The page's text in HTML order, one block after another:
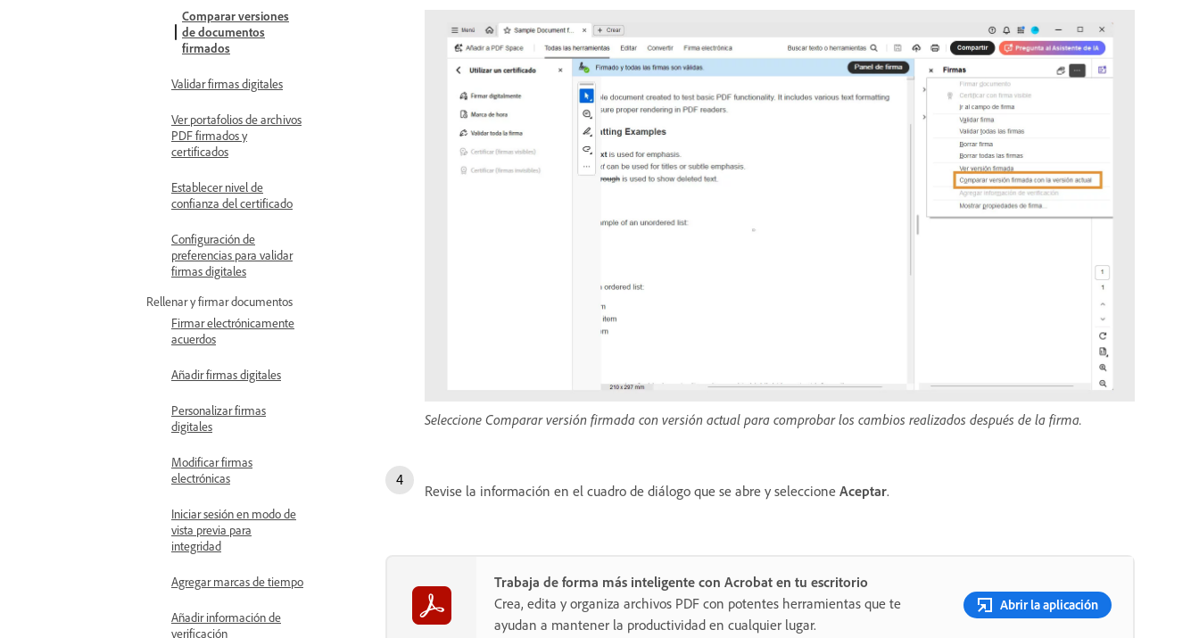
Comparar versiones
de documentos
firmados
Validar firmas digitales
Ver portafolios de archivos
PDF firmados y
certificados
Establecer nivel de
confianza del certificado
Configuración de
preferencias para validar
firmas digitales
Rellenar y firmar documentos
Firmar electrónicamente
acuerdos
Añadir firmas digitales
Personalizar firmas
digitales
Modificar firmas
electrónicas
Iniciar sesión en modo de
vista previa para
integridad
Agregar marcas de tiempo
Añadir información de
verificación
Seleccione Comparar versión firmada con versión actual para comprobar los cambios realizados después de la firma.
Revise la información en el cuadro de diálogo que se abre y seleccione Aceptar.
Trabaja de forma más inteligente con Acrobat en tu escritorio
Crea, edita y organiza archivos PDF con potentes herramientas que te
ayudan a mantener la productividad en cualquier lugar.
Abrir la aplicación